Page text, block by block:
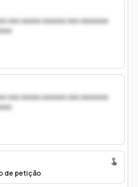
xxx xxxxx xxxxxx xxx xxxxxxx
xxx xxxxx xxxxxx xxx xxxxxxx
de petição